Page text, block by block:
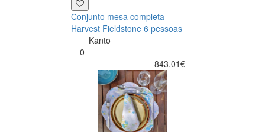
Conjunto mesa completa
Harvest Fieldstone 6 pessoas
Kanto
0
843.01€